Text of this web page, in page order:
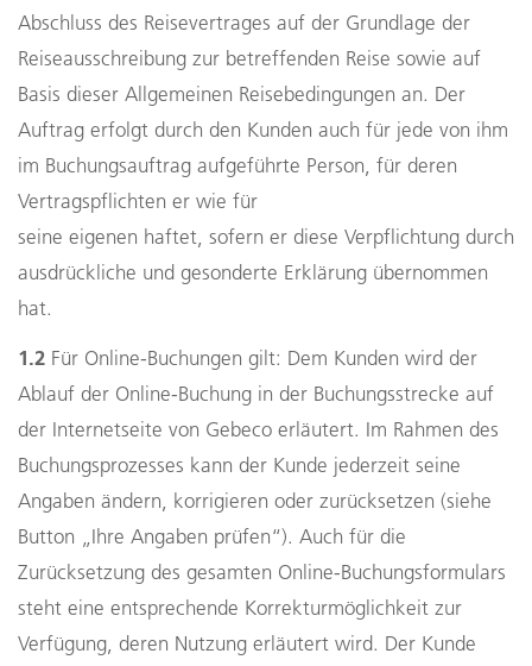
Abschluss des Reisevertrages auf der Grundlage der
Reiseausschreibung zur betreffenden Reise sowie auf
Basis dieser Allgemeinen Reisebedingungen an. Der
Auftrag erfolgt durch den Kunden auch für jede von ihm
im Buchungsauftrag aufgeführte Person, für deren
Vertragspflichten er wie für
seine eigenen haftet, sofern er diese Verpflichtung durch
ausdrückliche und gesonderte Erklärung übernommen
hat.
1.2 Für Online-Buchungen gilt: Dem Kunden wird der
Ablauf der Online-Buchung in der Buchungsstrecke auf
der Internetseite von Gebeco erläutert. Im Rahmen des
Buchungsprozesses kann der Kunde jederzeit seine
Angaben ändern, korrigieren oder zurücksetzen (siehe
Button „Ihre Angaben prüfen“). Auch für die
Zurücksetzung des gesamten Online-Buchungsformulars
steht eine entsprechende Korrekturmöglichkeit zur
Verfügung, deren Nutzung erläutert wird. Der Kunde